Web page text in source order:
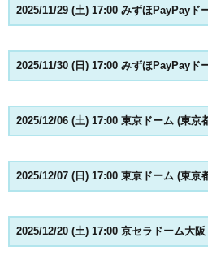
2025/11/29 (土) 17:00 みずほPayPayド
2025/11/30 (日) 17:00 みずほPayPayド
2025/12/06 (土) 17:00 東京ドーム (東京
2025/12/07 (日) 17:00 東京ドーム (東京
2025/12/20 (土) 17:00 京セラドーム大